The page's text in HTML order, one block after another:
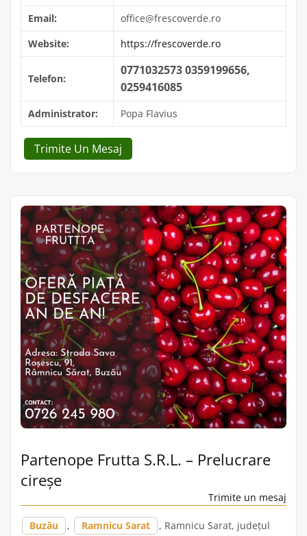
Email:
office@frescoverde.ro
Website:
https://frescoverde.ro
Telefon:
0771032573 0359199656,
0259416085
Administrator: Popa Flavius
Trimite Un Mesaj
Partenope Frutta S.R.L. – Prelucrare
cireşe
Trimite un mesaj
Buzău , Ramnicu Sarat
, Ramnicu Sarat, județul